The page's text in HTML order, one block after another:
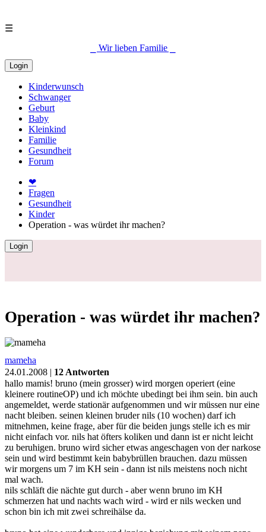
☰
⎯ Wir lieben Familie ⎯
Login
Kinderwunsch
Schwanger
Geburt
Baby
Kleinkind
Familie
Gesundheit
Forum
❤
Fragen
Gesundheit
Kinder
Operation - was würdet ihr machen?
Login
Operation - was würdet ihr machen?
mameha
24.01.2008 | 12 Antworten